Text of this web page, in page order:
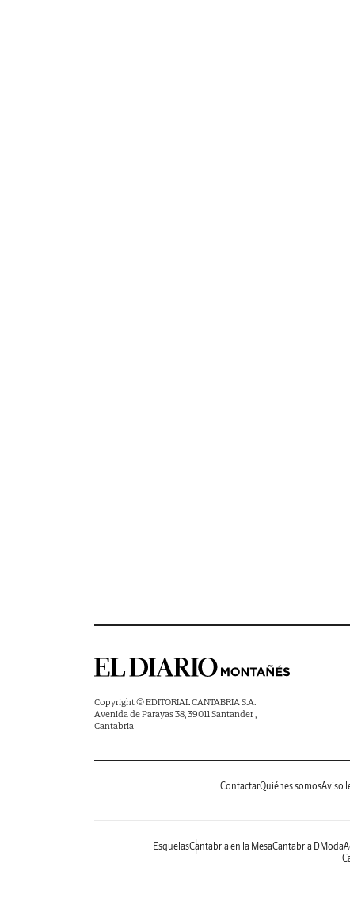
Copyright © EDITORIAL CANTABRIA S.A.
Avenida de Parayas 38, 39011 Santander ,
Cantabria
ContactarQuiénes somosAviso
EsquelasCantabria en la MesaCantabria DModa